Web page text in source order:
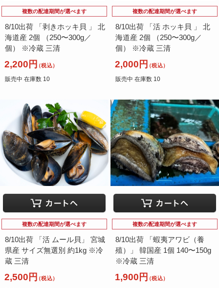
真牡蠣
（北海道他）
岩牡蠣
（長崎県他）
夜光貝
やこうがい
（沖縄県）
シッタカ
（大分県他）
複数の配達期間が選べます
8/10出荷 「剥きホッキ貝 」 北
海道産 2個 （250〜300g／
個） ※冷蔵 三清
2,200円（税込）
販売中 在庫数 10
複数の配達期間が選べます
8/10出荷 「活 ホッキ貝 」 北
海道産 2個 （250〜300g／
個） ※冷蔵 三清
2,000円（税込）
販売中 在庫数 10
複数の配達期間が選べます
8/10出荷 「活 ムール貝」 宮城
県産 サイズ無選別 約1kg ※冷
蔵 三清
2,500円（税込）
複数の配達期間が選べます
8/10出荷 「蝦夷アワビ（養
殖）」 韓国産 1個 140〜150g
※冷蔵 三清
1,900円（税込）